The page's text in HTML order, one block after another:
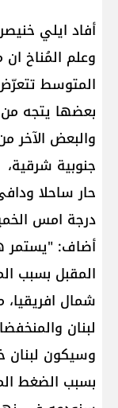
أفاد ايلي
وعلم المُناخ
المتوسط
بعضها يتجه من
والبعض الآخر
جنوبية
درجة امس الخميس
أضاف: "يستمر
المقبل بسبب
شمال افريقيا،
لبنان
وسيكون لبنان
بسبب الضغط